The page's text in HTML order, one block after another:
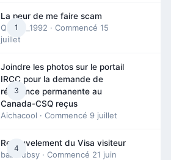
1
La peur de me faire scam
Queen_1992 · Commencé 15
juillet
3
Joindre les photos sur le portail
IRCC pour la demande de
résidence permanente au
Canada-CSQ reçus
Aichacool · Commencé 9 juillet
4
Renouvelement du Visa visiteur
babibubsy · Commencé 21 juin